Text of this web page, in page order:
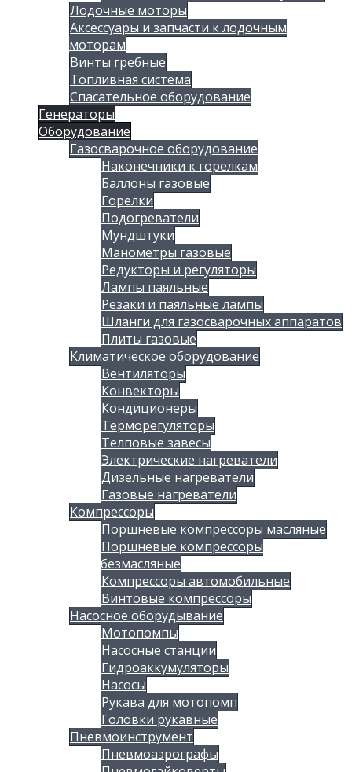
Лодочные моторы
Аксессуары и запчасти к лодочным
моторам
Винты гребные
Топливная система
Спасательное оборудование
Генераторы
Оборудование
Газосварочное оборудование
Наконечники к горелкам
Баллоны газовые
Горелки
Подогреватели
Мундштуки
Манометры газовые
Редукторы и регуляторы
Лампы паяльные
Резаки и паяльные лампы
Шланги для газосварочных аппаратов
Плиты газовые
Климатическое оборудование
Вентиляторы
Конвекторы
Кондиционеры
Терморегуляторы
Телповые завесы
Электрические нагреватели
Дизельные нагреватели
Газовые нагреватели
Компрессоры
Поршневые компрессоры масляные
Поршневые компрессоры
безмасляные
Компрессоры автомобильные
Винтовые компрессоры
Насосное оборудывание
Мотопомпы
Насосные станции
Гидроаккумуляторы
Насосы
Рукава для мотопомп
Головки рукавные
Пневмоинструмент
Пневмоаэрографы